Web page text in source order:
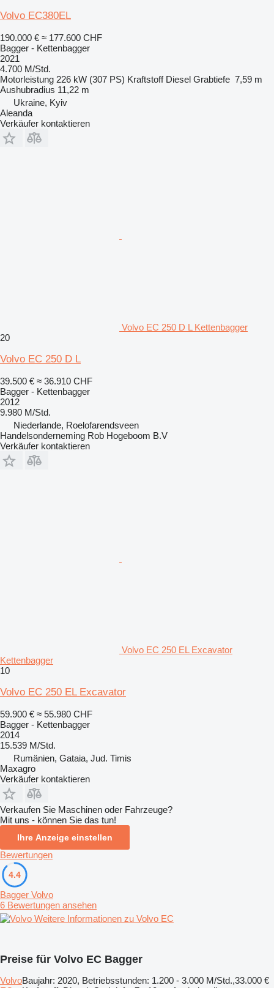
Volvo EC380EL
190.000 € ≈ 177.600 CHF
Bagger - Kettenbagger
2021
4.700 M/Std.
Motorleistung 226 kW (307 PS) Kraftstoff Diesel Grabtiefe 7,59 m
Aushubradius 11,22 m
Ukraine, Kyiv
Aleanda
Verkäufer kontaktieren
Volvo EC 250 D L Kettenbagger
20
Volvo EC 250 D L
39.500 € ≈ 36.910 CHF
Bagger - Kettenbagger
2012
9.980 M/Std.
Niederlande, Roelofarendsveen
Handelsonderneming Rob Hogeboom B.V
Verkäufer kontaktieren
Volvo EC 250 EL Excavator
Kettenbagger
10
Volvo EC 250 EL Excavator
59.900 € ≈ 55.980 CHF
Bagger - Kettenbagger
2014
15.539 M/Std.
Rumänien, Gataia, Jud. Timis
Maxagro
Verkäufer kontaktieren
Verkaufen Sie Maschinen oder Fahrzeuge?
Mit uns - können Sie das tun!
Ihre Anzeige einstellen
Bewertungen
4.4
Bagger Volvo
6 Bewertungen ansehen
Weitere Informationen zu Volvo EC
Preise für Volvo EC Bagger
VolvoBaujahr: 2020, Betriebsstunden: 1.200 - 3.000 M/Std.,33.000 €